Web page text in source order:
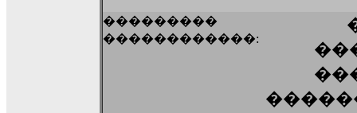
���������
������������: